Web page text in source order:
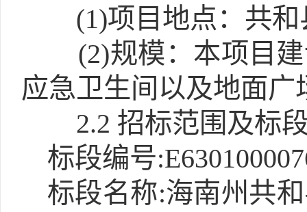
(1)项目地点：共
(2)规模：本项目
应急卫生间以及地面
2.2 招标范围及标
标段编号
标段名称:海南州共